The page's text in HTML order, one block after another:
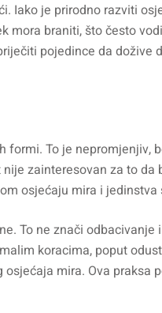
Iako je prirodno razviti
mora braniti, što često
pojedince da dožive
formi. To je nepromjenjiv,
zainteresovan za to da
osjećaju mira i jedinstva
To ne znači odbacivanje
koracima, poput
mira. Ova praksa